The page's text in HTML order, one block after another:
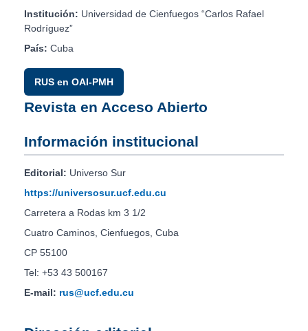
Institución: Universidad de Cienfuegos “Carlos Rafael
Rodríguez”
País: Cuba
RUS en OAI-PMH
Revista en Acceso Abierto
Información institucional
Editorial: Universo Sur
https://universosur.ucf.edu.cu
Carretera a Rodas km 3 1/2
Cuatro Caminos, Cienfuegos, Cuba
CP 55100
Tel: +53 43 500167
E-mail: rus@ucf.edu.cu